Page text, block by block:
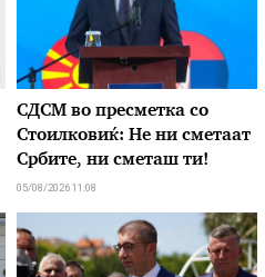
СДСМ во пресметка со
Стоилковиќ: Не ни сметаат
Србите, ни сметаш ти!
05/08/2026 11:08